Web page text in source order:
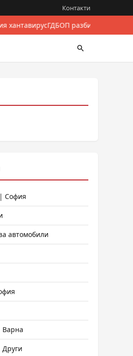
Контакти
хантавирусГДБОП разби
София
автомобили
Варна